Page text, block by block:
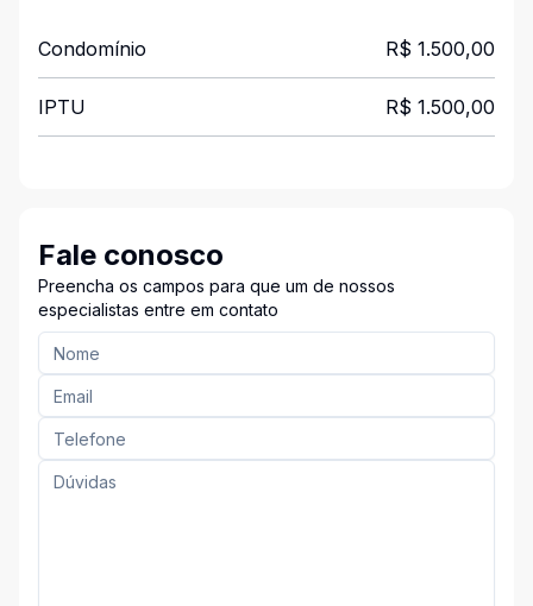
Condomínio R$ 1.500,00
IPTU R$ 1.500,00
Fale conosco
Preencha os campos para que um de nossos
especialistas entre em contato